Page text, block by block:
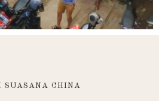
SUASANA CHINA